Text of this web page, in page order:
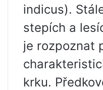
indicus).
stepích a
je rozpoznat
krku.